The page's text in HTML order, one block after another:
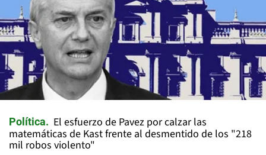
Política
El esfuerzo de Pavez por calzar las
matemáticas de Kast frente al desmentido de los "218
mil robos violento"